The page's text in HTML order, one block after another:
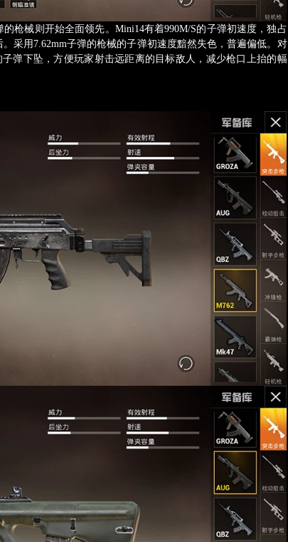
械则开始全面领先。Mini14有着990M/S的子弹初速度，独占
采用7.62mm子弹的枪械的子弹初速度黯然失色，普遍偏低。对
弹下坠，方便玩家射击远距离的目标敌人，减少枪口上抬的幅